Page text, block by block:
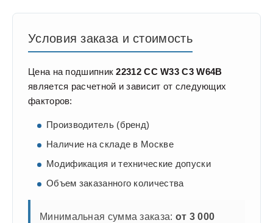
Условия заказа и стоимость
Цена на подшипник22312 CC W33 C3 W64B
является расчетной и зависит от следующих
факторов:
Производитель (бренд)
Наличие на складе в Москве
Модификация и технические допуски
Объем заказанного количества
Минимальная сумма заказа: от 3 000